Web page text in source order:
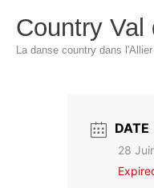
contenu
Country Val
La danse country dans l'Allier
DATE
28